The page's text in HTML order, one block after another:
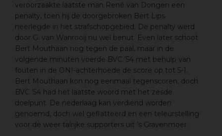
veroorzaakte laatste man René van Dongen een
penalty, toen hij de doorgebroken Bert Lips
neerlegde in het strafschopgebied. De penalty werd
door G. van Wanrooij nu wel benut. Even later schoot
Bert Mouthaan nog tegen de paal, maar in de
volgende minuten voerde BVC ’54 met behulp van
fouten in de ONI-achterhoede de score op tot 5-1.
Bert Mouthaan kon nog eenmaal tegenscoren, doch
BVC ’54 had het laatste woord met het zesde
doelpunt. De nederlaag kan verdiend worden
genoemd, doch wel geflatteerd en een teleurstelling
voor de weer talrijke supporters uit ’s Gravenmoer.